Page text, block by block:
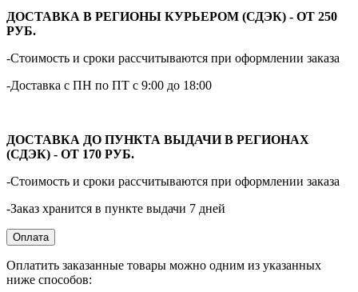
ДОСТАВКА В РЕГИОНЫ КУРЬЕРОМ (СДЭК) - ОТ 250
РУБ.
-Стоимость и сроки рассчитываются при оформлении заказа
-Доставка с ПН по ПТ с 9:00 до 18:00
ДОСТАВКА ДО ПУНКТА ВЫДАЧИ В РЕГИОНАХ
(СДЭК) - ОТ 170 РУБ.
-Стоимость и сроки рассчитываются при оформлении заказа
-Заказ хранится в пункте выдачи 7 дней
Оплата
Оплатить заказанные товары можно одним из указанных
ниже способов: